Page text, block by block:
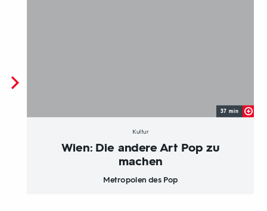
37 min
Kultur
Wien: Die andere Art Pop zu
machen
Metropolen des Pop